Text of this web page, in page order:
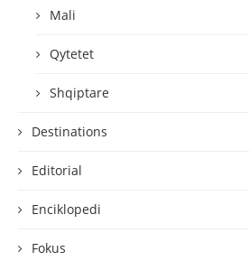
Mali
Qytetet
Shqiptare
Destinations
Editorial
Enciklopedi
Fokus